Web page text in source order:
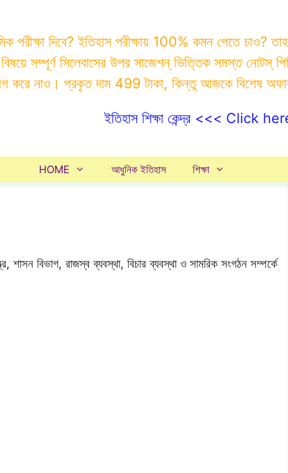
পরীক্ষা দিবে? ইতিহাস পরীক্ষায় 100% কমন পেতে চাও?
বিষয়ে সম্পূর্ণ সিলেবাসের উপর সাজেশন্ ভিত্তিক সমস্ত
করে নাও। প্রকৃত দাম 499 টাকা, কিন্তু আজকে বিশেষ
ইতিহাস শিক্ষা কেন্দ্র <<< Click
HOME আধুনিক ইতিহাস শিক্ষা
শাসন বিভাগ, রাজস্ব ব্যবস্থা, বিচার ব্যবস্থা ও সামরিক সংগঠন সম্পর্কে